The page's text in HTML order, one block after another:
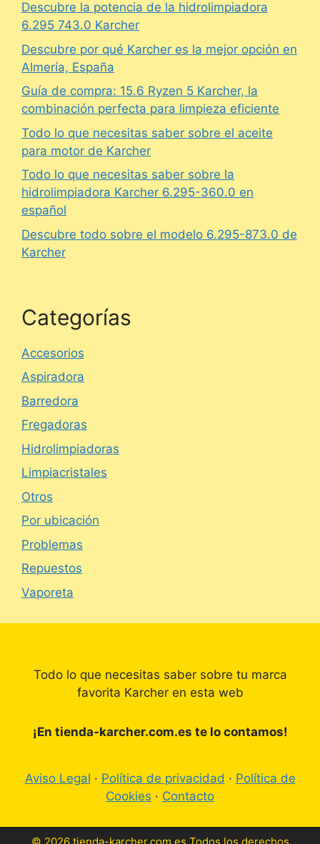
Descubre la potencia de la hidrolimpiadora
6.295 743.0 Karcher
Descubre por qué Karcher es la mejor opción en
Almería, España
Guía de compra: 15.6 Ryzen 5 Karcher, la
combinación perfecta para limpieza eficiente
Todo lo que necesitas saber sobre el aceite
para motor de Karcher
Todo lo que necesitas saber sobre la
hidrolimpiadora Karcher 6.295-360.0 en
español
Descubre todo sobre el modelo 6.295-873.0 de
Karcher
Categorías
Accesorios
Aspiradora
Barredora
Fregadoras
Hidrolimpiadoras
Limpiacristales
Otros
Por ubicación
Problemas
Repuestos
Vaporeta
Todo lo que necesitas saber sobre tu marca
favorita Karcher en esta web
¡En tienda-karcher.com.es te lo contamos!
Aviso Legal · Política de privacidad · Política de
Cookies · Contacto
© 2026 tienda-karcher.com.es Todos los derechos